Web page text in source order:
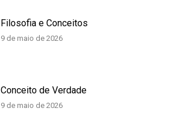
Filosofia e Conceitos
9 de maio de 2026
Conceito de Verdade
9 de maio de 2026